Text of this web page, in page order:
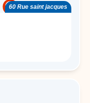
60 Rue saint jacques